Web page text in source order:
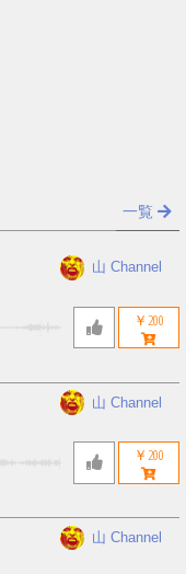
一覧
山 Channel
￥200
山 Channel
￥200
山 Channel